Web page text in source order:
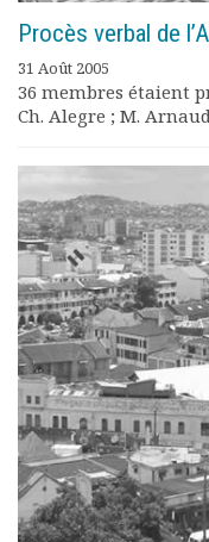
Procès verbal de
31 Août 2005
36 membres étaient
Ch. Alegre ; M.